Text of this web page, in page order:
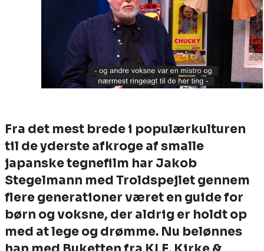
Fra det mest brede i populærkulturen
til de yderste afkroge af smalle
japanske tegnefilm har Jakob
Stegelmann med Troldspejlet gennem
flere generationer været en guide for
børn og voksne, der aldrig er holdt op
med at lege og drømme. Nu belønnes